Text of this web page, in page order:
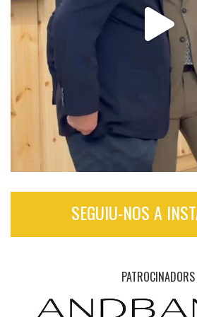
SEGUIU-NOS A
PATROCINADORS